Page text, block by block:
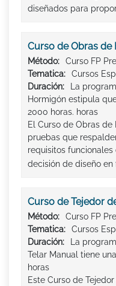
diseñados para
Curso de Obras de
Método:
Curso FP
Tematica:
Cursos
Duración:
La
Hormigón estipula
2000 horas. horas
El Curso de Obras
pruebas que
requisitos funcionales
decisión de diseño en
Curso de Tejedor
Método:
Curso FP
Tematica:
Cursos
Duración:
La
Telar Manual tiene
horas
Este Curso de